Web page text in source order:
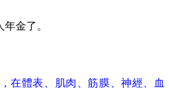
金了。
在體表、肌肉、筋膜、神經、血